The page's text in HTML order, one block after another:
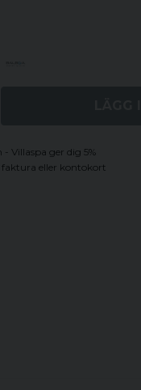
Villaspa ger dig 5%
faktura eller kontokort